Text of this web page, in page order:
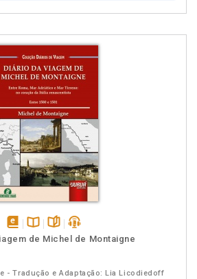
disponívelDisponível
páginaspodcast
de Michel de Montaigne
- Tradução e Adaptação: Lia Licodiedoff